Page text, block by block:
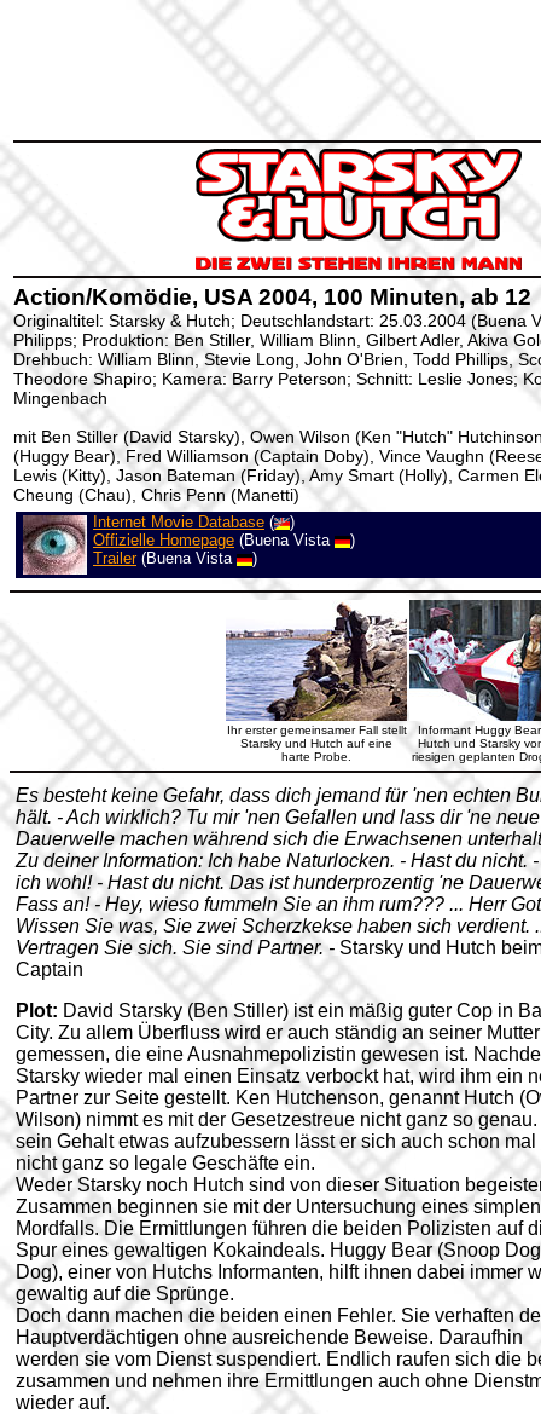
Action/Komödie, USA 2004, 100 Minuten, ab 12
Originaltitel: Starsky & Hutch; Deutschlandstart: 25.03.2004 (Buena
Philipps; Produktion: Ben Stiller, William Blinn, Gilbert Adler, Akiva
Drehbuch: William Blinn, Stevie Long, John O'Brien, Todd Phillips,
Theodore Shapiro; Kamera: Barry Peterson; Schnitt: Leslie Jones;
Mingenbach
mit Ben Stiller (David Starsky), Owen Wilson (Ken "Hutch"
(Huggy Bear), Fred Williamson (Captain Doby), Vince Vaughn
Lewis (Kitty), Jason Bateman (Friday), Amy Smart (Holly), Carmen
Cheung (Chau), Chris Penn (Manetti)
Internet Movie Database (
)
Offizielle Homepage (Buena Vista
)
Trailer(Buena Vista )
Ihr erster gemeinsamer Fall stellt
Starsky und Hutch auf eine
harte Probe.
Informant Huggy
Hutch und Starsky
riesigen geplanten
Es besteht keine Gefahr, dass dich jemand für 'nen echten
hält. - Ach wirklich? Tu mir 'nen Gefallen und lass dir 'ne neue
Dauerwelle machen während sich die Erwachsenen
Zu deiner Information: Ich habe Naturlocken. - Hast du nicht.
ich wohl! - Hast du nicht. Das ist hunderprozentig 'ne
Fass an! - Hey, wieso fummeln Sie an ihm rum??? ... Herr
Wissen Sie was, Sie zwei Scherzkekse haben sich verdient.
Vertragen Sie sich. Sie sind Partner. - Starsky und Hutch
Captain
Plot: David Starsky (Ben Stiller) ist ein mäßig guter Cop in
City. Zu allem Überfluss wird er auch ständig an seiner Mutter
gemessen, die eine Ausnahmepolizistin gewesen ist.
Starsky wieder mal einen Einsatz verbockt hat, wird ihm ein
Partner zur Seite gestellt. Ken Hutchenson, genannt Hutch
Wilson) nimmt es mit der Gesetzestreue nicht ganz so
sein Gehalt etwas aufzubessern lässt er sich auch schon mal
nicht ganz so legale Geschäfte ein.
Weder Starsky noch Hutch sind von dieser Situation
Zusammen beginnen sie mit der Untersuchung eines simplen
Mordfalls. Die Ermittlungen führen die beiden Polizisten auf
Spur eines gewaltigen Kokaindeals. Huggy Bear (Snoop
Dog), einer von Hutchs Informanten, hilft ihnen dabei immer
gewaltig auf die Sprünge.
Doch dann machen die beiden einen Fehler. Sie verhaften
Hauptverdächtigen ohne ausreichende Beweise. Daraufhin
werden sie vom Dienst suspendiert. Endlich raufen sich die
zusammen und nehmen ihre Ermittlungen auch ohne
wieder auf.